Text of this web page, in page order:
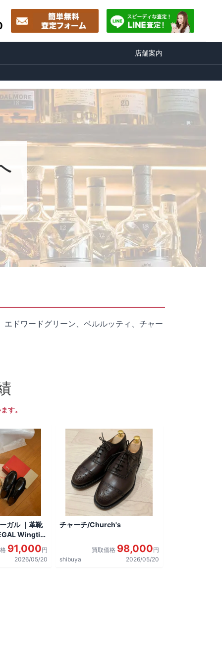
店舗案内
ドワードグリーン、ベルルッティ、チャー
す。
ガル ｜革靴
Wingtip
した。
91,000円
2026/05/20
チャーチ/Church's
買取価格 98,000円
shibuya
2026/05/20